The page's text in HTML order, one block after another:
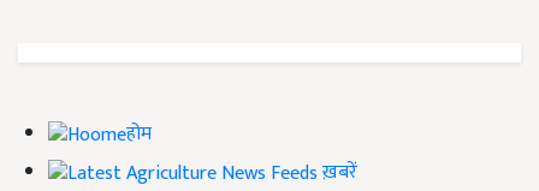
होम
ख़बरें